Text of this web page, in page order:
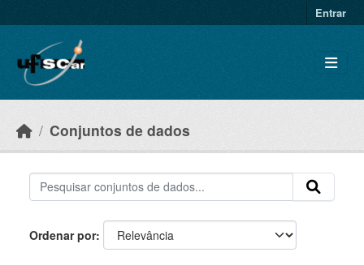
Entrar
Conjuntos de dados
Ordenar por